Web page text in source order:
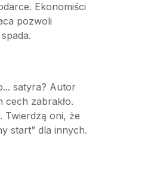
Ekonomiści
pozwoli
satyra? Autor
cech zabrakło.
Twierdzą oni, że
start” dla innych.